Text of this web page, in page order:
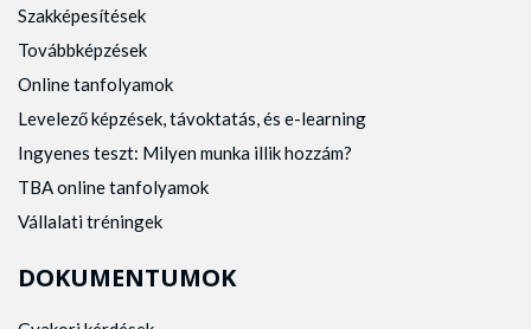
Szakképesítések
Továbbképzések
Online tanfolyamok
Levelező képzések, távoktatás, és e-learning
Ingyenes teszt: Milyen munka illik hozzám?
TBA online tanfolyamok
Vállalati tréningek
DOKUMENTUMOK